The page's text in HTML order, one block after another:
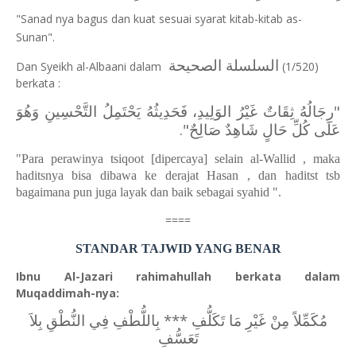
"Sanad nya bagus dan kuat sesuai syarat kitab-kitab as-
Sunan".
Dan Syeikh al-Albaani dalam السلسلة الصحيحة (1/520)
berkata :
"رِجَالُهُ ثِقَاتٌ غَيْرُ الوَلِيدِ، فَحَدِيثُهُ يَحْتَمِلُ التَّحْسِينِ وَهُوَ
عَلَى كُلِّ حَالٍ شَاهِدٌ صَالِحٌ".
"Para perawinya tsiqoot [dipercaya] selain al-Wallid , maka
haditsnya bisa dibawa ke derajat Hasan , dan haditst tsb
bagaimana pun juga layak dan baik sebagai syahid ".
====
STANDAR TAJWID YANG BENAR
Ibnu Al-Jazari rahimahullah berkata dalam
Muqaddimah-nya:
مُكَمِّلاً مِنْ غَيْرِ مَا تَكَلُّفِ *** بِاللُّطْفِ فِي النُّطْقِ بِلاَ
تَعَسُّفِ